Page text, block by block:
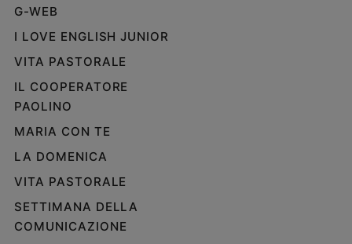
Libri
Musica
Arte
Famiglia
ed
e
figli
Nonni
Coppia
G-WEB
I LOVE ENGLISH JUNIOR
VITA PASTORALE
IL COOPERATORE
PAOLINO
MARIA CON TE
LA DOMENICA
VITA PASTORALE
SETTIMANA DELLA
COMUNICAZIONE